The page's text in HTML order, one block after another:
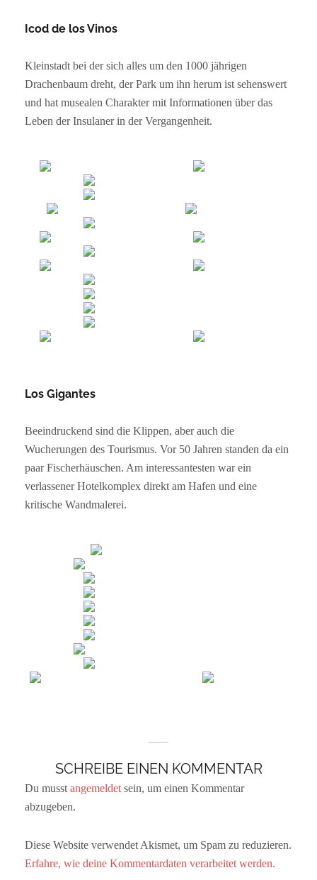
Icod de los Vinos
Kleinstadt bei der sich alles um den 1000 jährigen
Drachenbaum dreht, der Park um ihn herum ist sehenswert
und hat musealen Charakter mit Informationen über das
Leben der Insulaner in der Vergangenheit.
Los Gigantes
Beeindruckend sind die Klippen, aber auch die
Wucherungen des Tourismus. Vor 50 Jahren standen da ein
paar Fischerhäuschen. Am interessantesten war ein
verlassener Hotelkomplex direkt am Hafen und eine
kritische Wandmalerei.
SCHREIBE EINEN KOMMENTAR
Du musst angemeldet sein, um einen Kommentar
abzugeben.
Diese Website verwendet Akismet, um Spam zu reduzieren.
Erfahre, wie deine Kommentardaten verarbeitet werden.